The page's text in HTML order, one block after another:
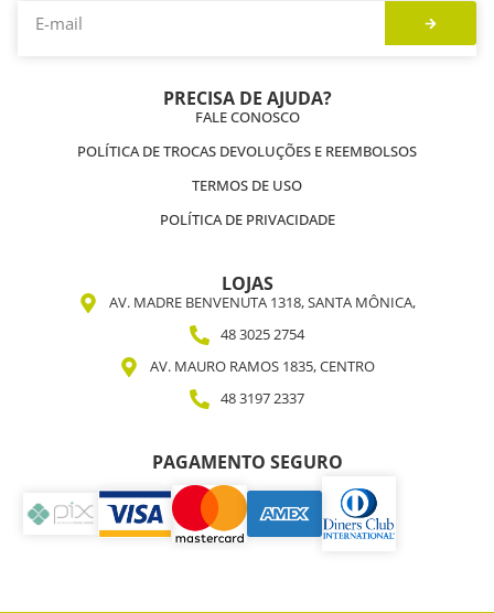
PRECISA DE AJUDA?
FALE CONOSCO
POLÍTICA DE TROCAS DEVOLUÇÕES E REEMBOLSOS
TERMOS DE USO
POLÍTICA DE PRIVACIDADE
LOJAS
AV. MADRE BENVENUTA 1318, SANTA MÔNICA,
48 3025 2754
AV. MAURO RAMOS 1835, CENTRO
48 3197 2337
PAGAMENTO SEGURO